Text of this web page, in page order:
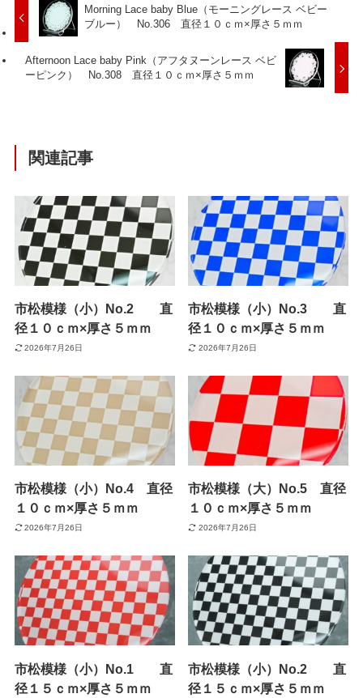
Morning Lace baby Blue（モーニングレース ベビー
ブルー） No.306 直径１０ｃｍ×厚さ５ｍｍ
Afternoon Lace baby Pink（アフタヌーンレース ベビ
ーピンク） No.308 直径１０ｃｍ×厚さ５ｍｍ
関連記事
市松模様（小）No.2 直
径１０ｃｍ×厚さ５ｍｍ
2026年7月26日
市松模様（小）No.3 直
径１０ｃｍ×厚さ５ｍｍ
2026年7月26日
市松模様（小）No.4 直径
１０ｃｍ×厚さ５ｍｍ
2026年7月26日
市松模様（大）No.5 直径
１０ｃｍ×厚さ５ｍｍ
2026年7月26日
市松模様（小）No.1 直
径１５ｃｍ×厚さ５ｍｍ
市松模様（小）No.2 直
径１５ｃｍ×厚さ５ｍｍ